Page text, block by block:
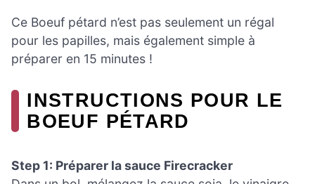
Ce Boeuf pétard n’est pas seulement un régal
pour les papilles, mais également simple à
préparer en 15 minutes !
INSTRUCTIONS POUR LE
BOEUF PÉTARD
Step 1: Préparer la sauce Firecracker